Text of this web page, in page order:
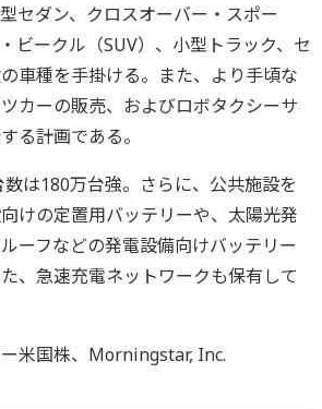
セダン、クロスオーバー・スポー
ビークル（SUV）、小型トラック、セ
車種を手掛ける。また、より手頃な
カーの販売、およびロボタクシーサ
る計画である。
は180万台強。さらに、公共施設を
けの定置用バッテリーや、太陽光発
ーフなどの発電設備向けバッテリー
、急速充電ネットワークも保有して
米国株、Morningstar, Inc.